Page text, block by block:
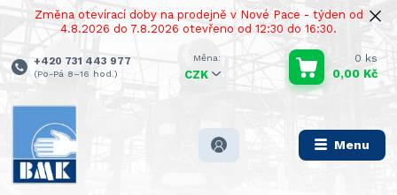
Změna otevírací doby na prodejně v Nové Pace - týden od
4.8.2026 do 7.8.2026 otevřeno od 12:30 do 16:30.
Menu
CZK
+420 731 443 977
(Po-Pá 8–16 hod.)
0 ks
0,00 Kč